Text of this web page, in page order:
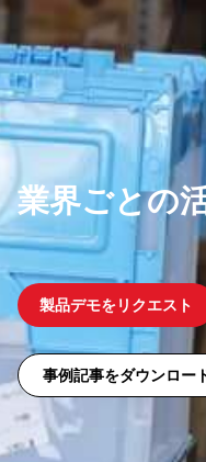
業界ごとの
製品デモをリクエスト
事例記事をダウンロー